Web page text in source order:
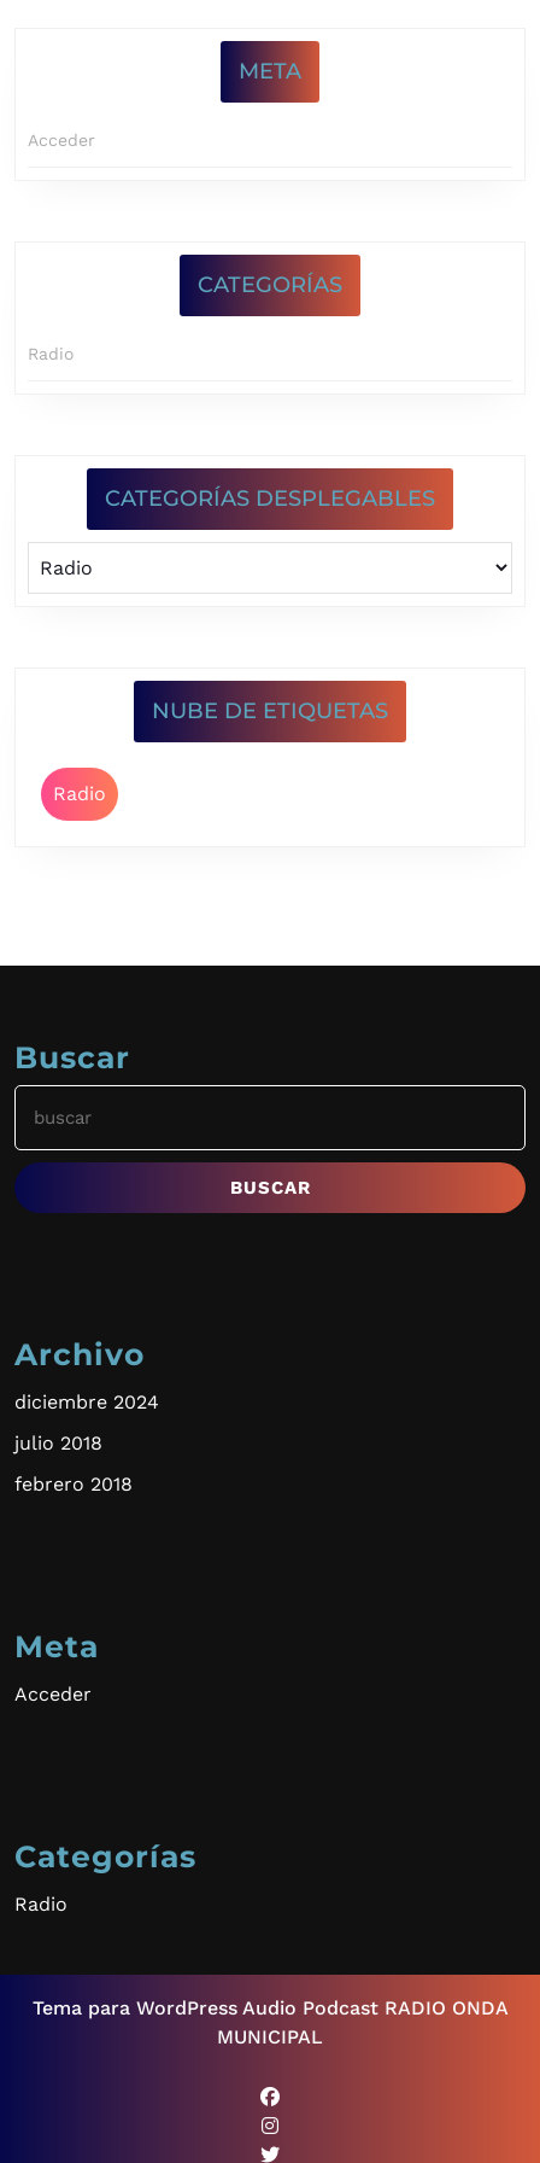
META
Acceder
CATEGORÍAS
Radio
CATEGORÍAS DESPLEGABLES
NUBE DE ETIQUETAS
Radio
Buscar
Buscar:
Archivo
diciembre 2024
julio 2018
febrero 2018
Meta
Acceder
Categorías
Radio
Tema para WordPress Audio PodcastRADIO ONDA
MUNICIPAL